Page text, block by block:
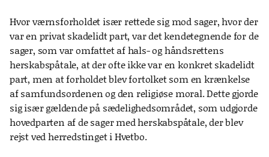
Hvor værnsforholdet især rettede sig mod sager, hvor der
var en privat skadelidt part, var det kendetegnende for de
sager, som var omfattet af hals- og håndsrettens
herskabspåtale, at der ofte ikke var en konkret skadelidt
part, men at forholdet blev fortolket som en krænkelse
af samfundsordenen og den religiøse moral. Dette gjorde
sig især gældende på sædelighedsområdet, som udgjorde
hovedparten af de sager med herskabspåtale, der blev
rejst ved herredstinget i Hvetbo.